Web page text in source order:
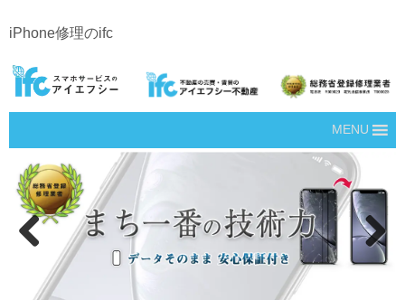
iPhone修理のifc
MENU
Next